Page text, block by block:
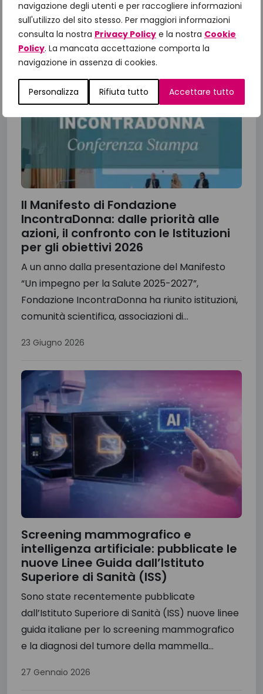
navigazione degli utenti e per raccogliere informazioni
sull'utilizzo del sito stesso. Per maggiori informazioni
consulta la nostra Privacy Policy e la nostra Cookie
Policy. La mancata accettazione comporta la
navigazione in assenza di cookies.
Personalizza Rifiuta tutto Accettare tutto
13 Luglio 2026
Il Manifesto di Fondazione
IncontraDonna: dalle priorità alle
azioni, il confronto con le Istituzioni
per gli obiettivi 2026
A un anno dalla presentazione del Manifesto
“Un impegno per la Salute 2025-2027”,
Fondazione IncontraDonna ha riunito istituzioni,
comunità scientifica, associazioni di...
23 Giugno 2026
Screening mammografico e
intelligenza artificiale: pubblicate le
nuove Linee Guida dall’Istituto
Superiore di Sanità (ISS)
Sono state recentemente pubblicate
dall’Istituto Superiore di Sanità (ISS) nuove linee
guida italiane per lo screening mammografico
e la diagnosi del tumore della mammella...
27 Gennaio 2026